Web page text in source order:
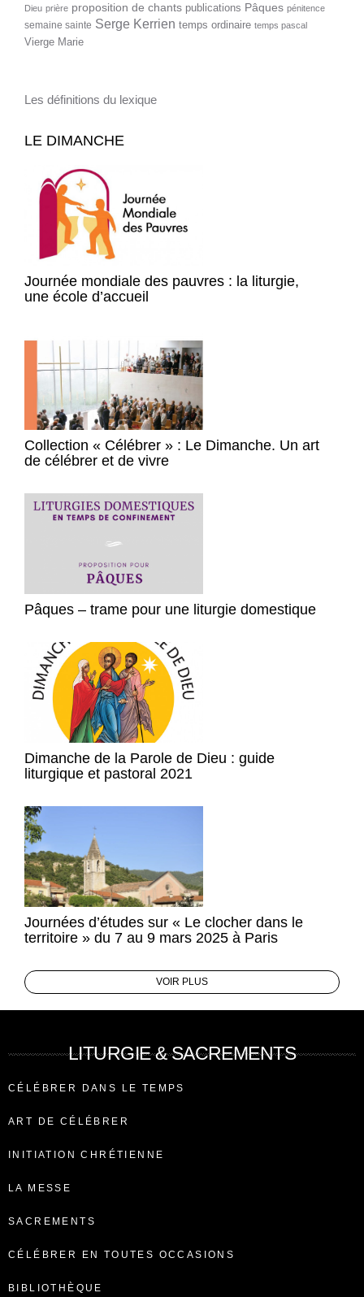
Dieu prière proposition de chants publications Pâques pénitence
semaine sainte Serge Kerrien temps ordinaire temps pascal
Vierge Marie
Les définitions du lexique
LE DIMANCHE
Journée mondiale des pauvres : la liturgie,
une école d’accueil
Collection « Célébrer » : Le Dimanche. Un art
de célébrer et de vivre
Pâques – trame pour une liturgie domestique
Dimanche de la Parole de Dieu : guide
liturgique et pastoral 2021
Journées d’études sur « Le clocher dans le
territoire » du 7 au 9 mars 2025 à Paris
VOIR PLUS
LITURGIE & SACREMENTS
CÉLÉBRER DANS LE TEMPS
ART DE CÉLÉBRER
INITIATION CHRÉTIENNE
LA MESSE
SACREMENTS
CÉLÉBRER EN TOUTES OCCASIONS
BIBLIOTHÈQUE